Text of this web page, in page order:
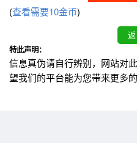
(查看需要10金币)
特此声明：
信息真伪请自行辨别，网站对
望我们的平台能为您带来更多的